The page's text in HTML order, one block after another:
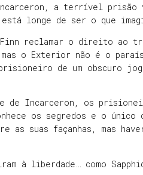
a terrível prisão
longe de ser o que
reclamar o direito ao
o Exterior não é o
de um obscuro
de Incarceron, os
os segredos e o
as suas façanhas, mas
à liberdade… como